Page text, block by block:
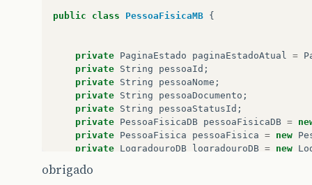
&lt;/rich
public class PessoaFisicaMB {
private PaginaEstado paginaEstadoAtual =
private String pessoaId ;
private String pessoaNome ;
private String pessoaDocumento ;
private String pessoaStatusId ;
private PessoaFisicaDB pessoaFisicaDB =
private PessoaFisica pessoaFisica = new
private LogradouroDB logradouroDB = new
private
obrigado